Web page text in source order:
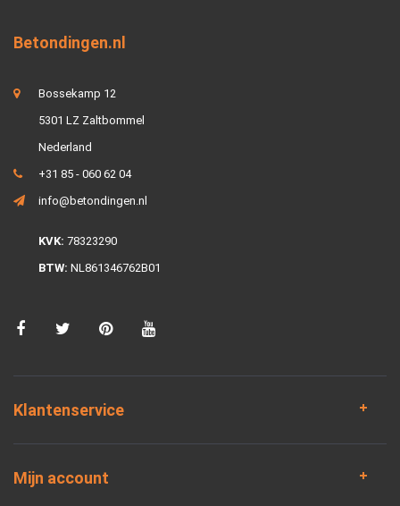
Betondingen.nl
Bossekamp 12
5301 LZ Zaltbommel
Nederland
+31 85 - 060 62 04
info@betondingen.nl
KVK: 78323290
BTW: NL861346762B01
Klantenservice
Mijn account